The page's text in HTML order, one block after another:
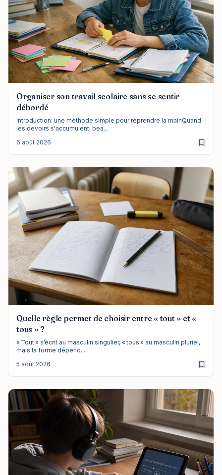
Organiser son travail scolaire sans se sentir
débordé
Introduction: une méthode simple pour reprendre la mainQuand
les devoirs s'accumulent, bea...
6 août 2026
Quelle règle permet de choisir entre « tout » et «
tous » ?
« Tout » s’écrit au masculin singulier, « tous » au masculin pluriel,
mais la forme dépend...
5 août 2026